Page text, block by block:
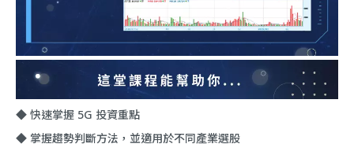
◆ 快速掌握 5G 投資重點
◆ 掌握趨勢判斷方法，並適用於不同產業選股